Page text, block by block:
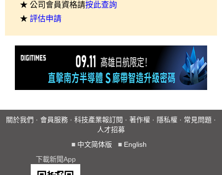
★ 公司會員資格請按此查詢
★ 評估申請
關於我們 · 會員服務 · 科技產業報訂閱 · 著作權 · 隱私權 · 常見問題 ·
人才招募
■ 中文简体版 ■ English
下載新聞App